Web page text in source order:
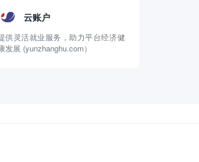
云账户
供灵活就业服务，助力平台经济健
发展 (yunzhanghu.com）